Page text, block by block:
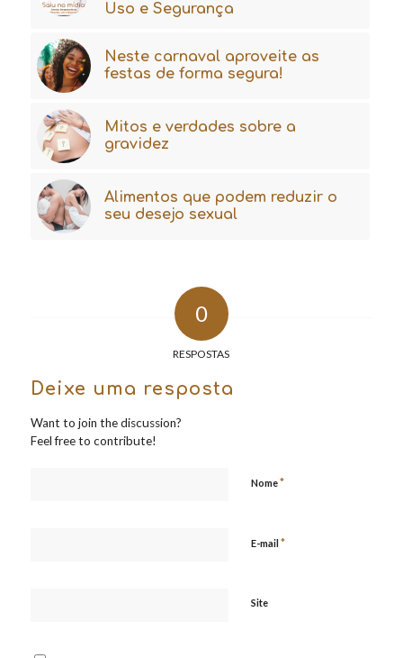
Uso e Segurança
Neste carnaval aproveite as
festas de forma segura!
Mitos e verdades sobre a
gravidez
Alimentos que podem reduzir o
seu desejo sexual
0
RESPOSTAS
Deixe uma resposta
Want to join the discussion?
Feel free to contribute!
Nome*
E-mail *
Site